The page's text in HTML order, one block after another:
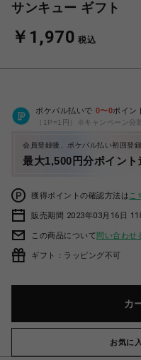
サンキュー ギフト
￥1,970 税込
ポケパル払いで 0〜0ポイン
（1P=1円）※キャンペーン分
会員登録後、ポケパル払い初回登
最大1,500円分ポイント
獲得ポイントの確認方法は こ
販売期間 2023年03月16日 11
この商品について問い合わせ
ギフト：ラッピング不可
カ
お気に